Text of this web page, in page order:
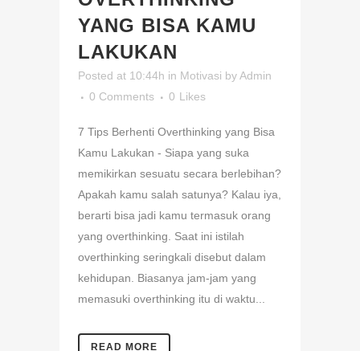
YANG BISA KAMU
LAKUKAN
Posted at 10:44h in Motivasi byAdmin
0 Comments
0 Likes
7 Tips Berhenti Overthinking yang Bisa
Kamu Lakukan - Siapa yang suka
memikirkan sesuatu secara berlebihan?
Apakah kamu salah satunya? Kalau iya,
berarti bisa jadi kamu termasuk orang
yang overthinking. Saat ini istilah
overthinking seringkali disebut dalam
kehidupan. Biasanya jam-jam yang
memasuki overthinking itu di waktu...
READ MORE